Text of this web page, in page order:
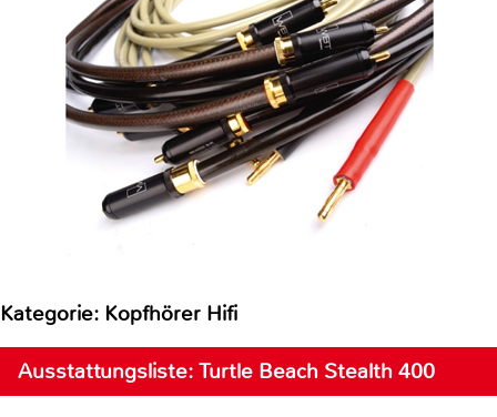
Kategorie: Kopfhörer Hifi
Ausstattungsliste: Turtle Beach Stealth 400